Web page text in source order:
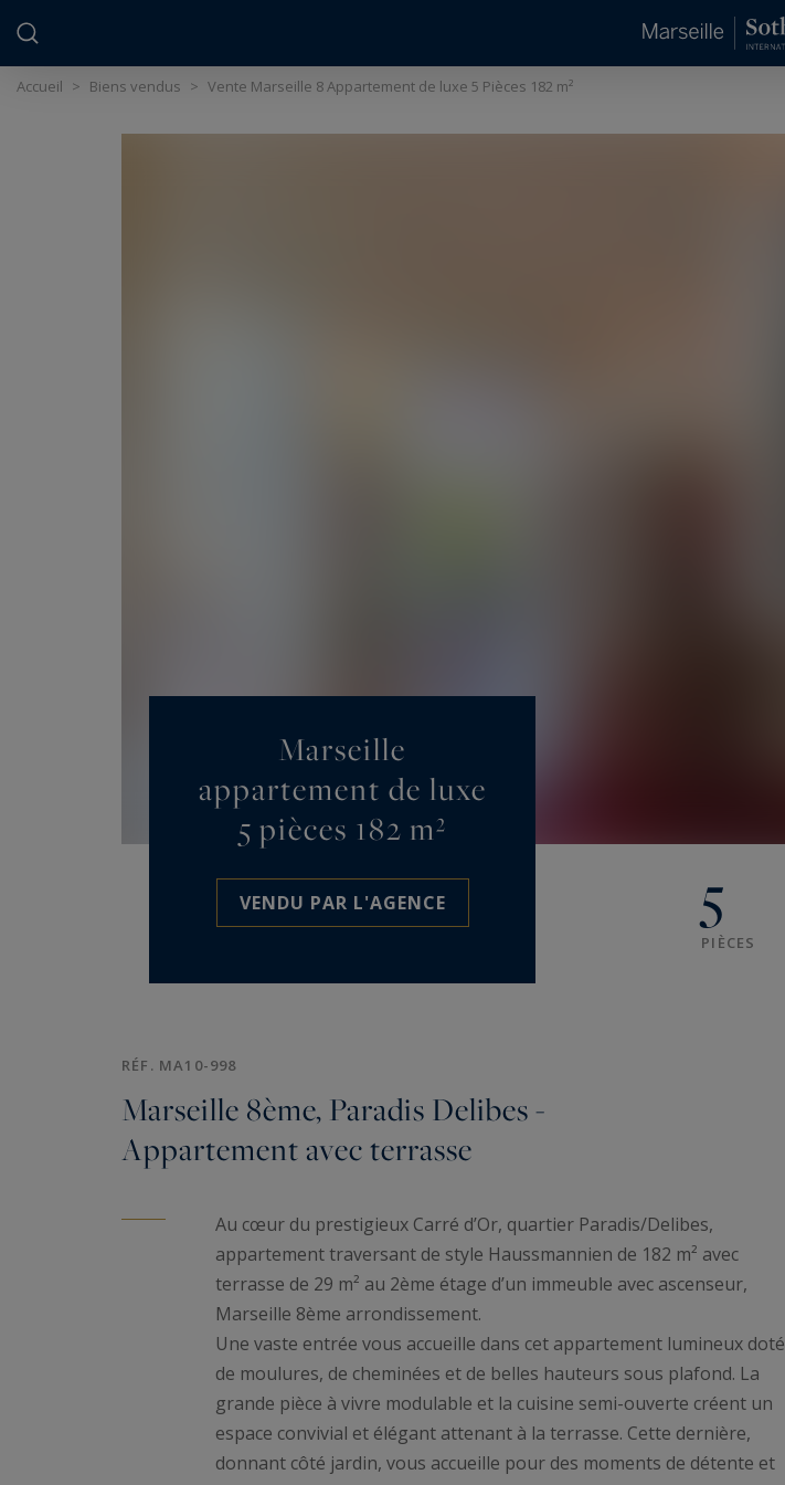
Accueil > Biens vendus > Vente Marseille 8 Appartement de luxe 5 Pièces 182 m²
Marseille
appartement de luxe
5 pièces 182 m²
VENDU PAR L'AGENCE 5
PIÈCES
RÉF. MA10-998
Marseille 8ème, Paradis Delibes -
Appartement avec terrasse
Au cœur du prestigieux Carré d’Or, quartier Paradis/Delibes,
appartement traversant de style Haussmannien de 182 m² avec
terrasse de 29 m² au 2ème étage d’un immeuble avec ascenseur,
Marseille 8ème arrondissement.
Une vaste entrée vous accueille dans cet appartement lumineux doté
de moulures, de cheminées et de belles hauteurs sous plafond. La
grande pièce à vivre modulable et la cuisine semi-ouverte créent un
espace convivial et élégant attenant à la terrasse. Cette dernière,
donnant côté jardin, vous accueille pour des moments de détente et